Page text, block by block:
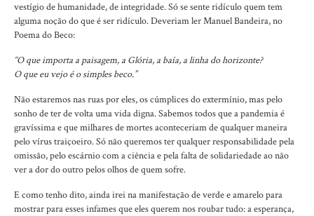
vestígio de humanidade, de integridade. Só se sente ridículo quem tem
alguma noção do que é ser ridículo. Deveriam ler Manuel Bandeira, no
Poema do Beco:
“O que importa a paisagem, a Glória, a baía, a linha do horizonte?
O que eu vejo é o simples beco.”
Não estaremos nas ruas por eles, os cúmplices do extermínio, mas pelo
sonho de ter de volta uma vida digna. Sabemos todos que a pandemia é
gravíssima e que milhares de mortes aconteceriam de qualquer maneira
pelo vírus traiçoeiro. Só não queremos ter qualquer responsabilidade pela
omissão, pelo escárnio com a ciência e pela falta de solidariedade ao não
ver a dor do outro pelos olhos de quem sofre.
E como tenho dito, ainda irei na manifestação de verde e amarelo para
mostrar para esses infames que eles querem nos roubar tudo: a esperança,